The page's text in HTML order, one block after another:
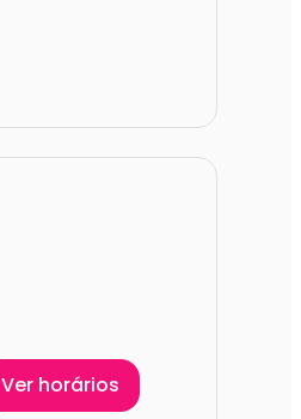
Ver horários